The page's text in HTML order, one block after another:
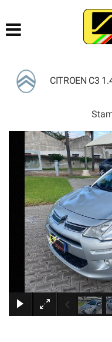
LISTA VEICOLI
CONTATTI
AIUTI DI STATO
CITROEN C3